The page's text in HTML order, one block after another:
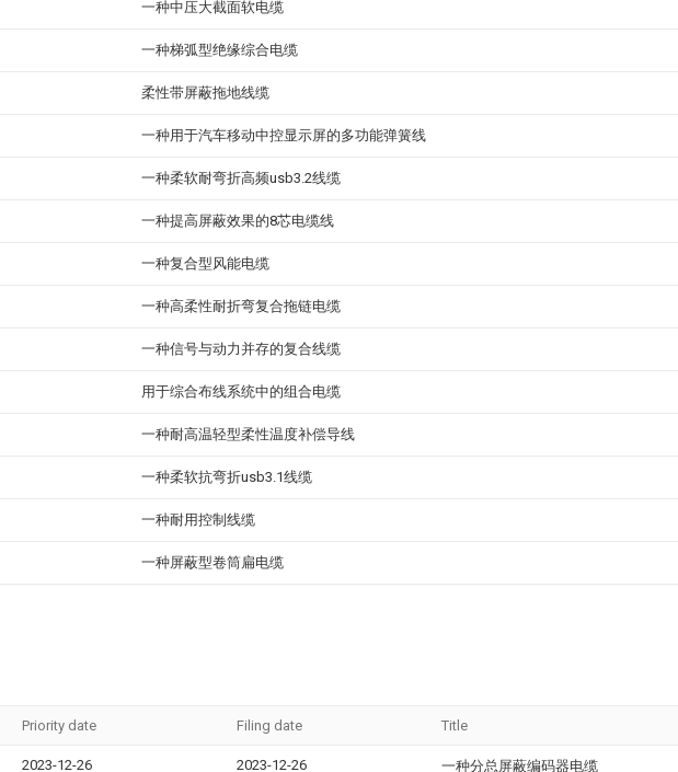
一种中压大截面软电缆
一种梯弧型绝缘综合电缆
柔性带屏蔽拖地线缆
一种用于汽车移动中控显示屏的多功能弹簧线
一种柔软耐弯折高频usb3.2线缆
一种提高屏蔽效果的8芯电缆线
一种复合型风能电缆
一种高柔性耐折弯复合拖链电缆
一种信号与动力并存的复合线缆
用于综合布线系统中的组合电缆
一种耐高温轻型柔性温度补偿导线
一种柔软抗弯折usb3.1线缆
一种耐用控制线缆
一种屏蔽型卷筒扁电缆
Priority date Filing date Title
2023-12-26 2023-12-26 一种分总屏蔽编码器电缆